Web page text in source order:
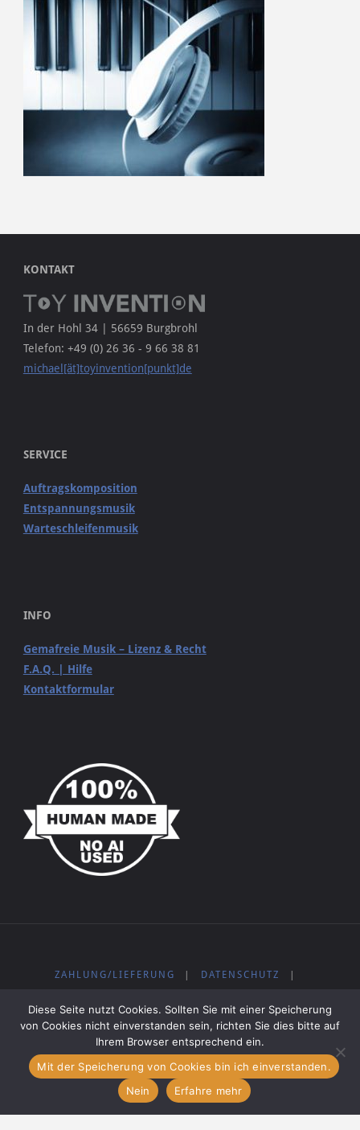
KONTAKT
In der Hohl 34 | 56659 Burgbrohl
Telefon: +49 (0) 26 36 - 9 66 38 81
michael[ät]toyinvention[punkt]de
SERVICE
Auftragskomposition
Entspannungsmusik
Warteschleifenmusik
INFO
Gemafreie Musik – Lizenz & Recht
F.A.Q. | Hilfe
Kontaktformular
ZAHLUNG/LIEFERUNG DATENSCHUTZ
KOSTENLOSE MUSIK
Präsentiert vonFluida WordPress.
Diese Seite nutzt Cookies. Sollten Sie mit einer Speicherung
von Cookies nicht einverstanden sein, richten Sie dies bitte auf
Ihrem Browser entsprechend ein.
Mit der Speicherung von Cookies bin ich einverstanden.
Nein
Erfahre mehr